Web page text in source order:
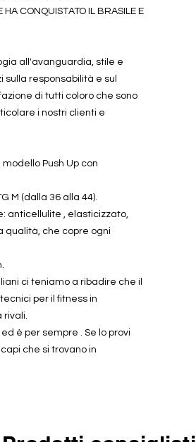
CONQUISTATO IL BRASILE E
all'avanguardia, stile e
sulla responsabilità e sul
di tutti coloro che sono
i nostri clienti e
Push Up con
M (dalla 36 alla 44).
anticellulite , elasticizzato,
qualità, che copre ogni
ci teniamo a ribadire che il
per il fitness in
è per sempre . Se lo provi
che si trovano in